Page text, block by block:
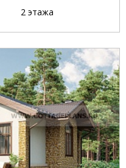
2 этажа